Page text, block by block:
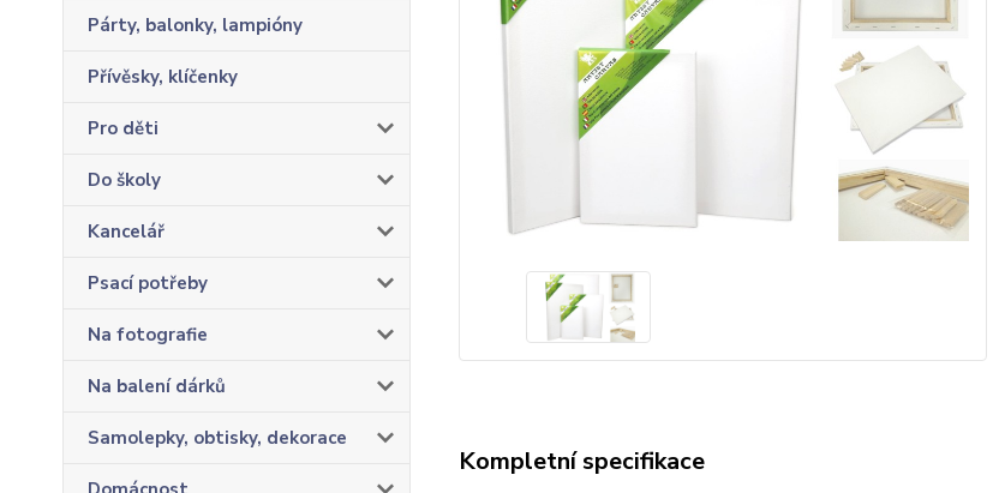
Párty, balonky, lampióny
Přívěsky, klíčenky
Pro děti
Do školy
Kancelář
Psací potřeby
Na fotografie
Na balení dárků
Samolepky, obtisky, dekorace
Kompletní specifikace